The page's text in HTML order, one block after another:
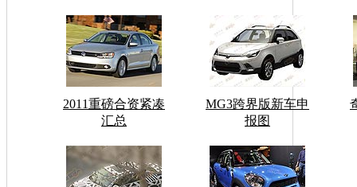
2011重磅合资紧凑
汇总
MG3跨界版新车申
报图